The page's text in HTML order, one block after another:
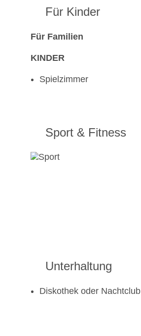
Für Kinder
Für Familien
KINDER
Spielzimmer
Sport & Fitness
Unterhaltung
Diskothek oder Nachtclub